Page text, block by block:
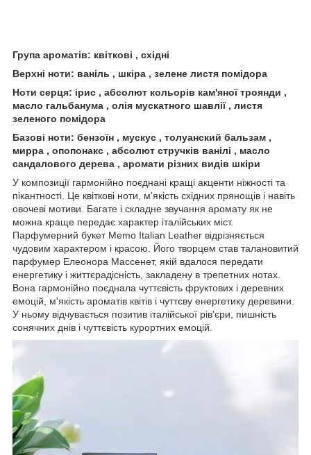
Група ароматів: квіткові , східні
Верхні ноти: ваніль , шкіра , зелене листя помідора
Ноти серця: ірис , абсолют кольорів кам'яної троянди ,
масло гальбанума , олія мускатного шавлії , листя
зеленого помідора
Базові ноти: бензоїн , мускус , толуанский бальзам ,
мирра , опопонакс , абсолют стручків ванілі , масло
сандалового дерева , аромати різних видів шкіри
У композиції гармонійно поєднані кращі акценти ніжності та
пікантності. Це квіткові ноти, м'якість східних прянощів і навіть
овочеві мотиви. Багате і складне звучання аромату як не
можна краще передає характер італійських міст.
Парфумерний букет Memo Italian Leather відрізняється
чудовим характером і красою. Його творцем став талановитий
парфумер Елеонора Массенет, якій вдалося передати
енергетику і життєрадісність, закладену в трепетних нотах.
Вона гармонійно поєднала чуттєвість фруктових і деревних
емоцій, м'якість ароматів квітів і чуттєву енергетику деревини.
У ньому відчувається позитив італійської рів'єри, пишність
сонячних днів і чуттєвість курортних емоцій.